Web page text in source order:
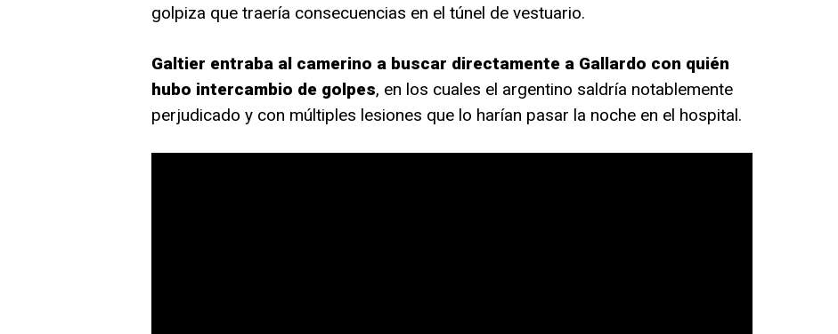
golpiza que traería consecuencias en el túnel de vestuario.
Galtier entraba al camerino a buscar directamente a Gallardo con quién
hubo intercambio de golpes, en los cuales el argentino saldría notablemente
perjudicado y con múltiples lesiones que lo harían pasar la noche en el hospital.